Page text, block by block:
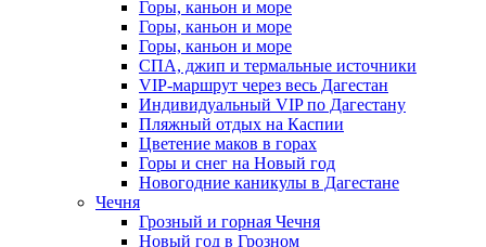
Горы, каньон и море
Горы, каньон и море
Горы, каньон и море
СПА, джип и термальные источники
VIP-маршрут через весь Дагестан
Индивидуальный VIP по Дагестану
Пляжный отдых на Каспии
Цветение маков в горах
Горы и снег на Новый год
Новогодние каникулы в Дагестане
Чечня
Грозный и горная Чечня
Новый год в Грозном